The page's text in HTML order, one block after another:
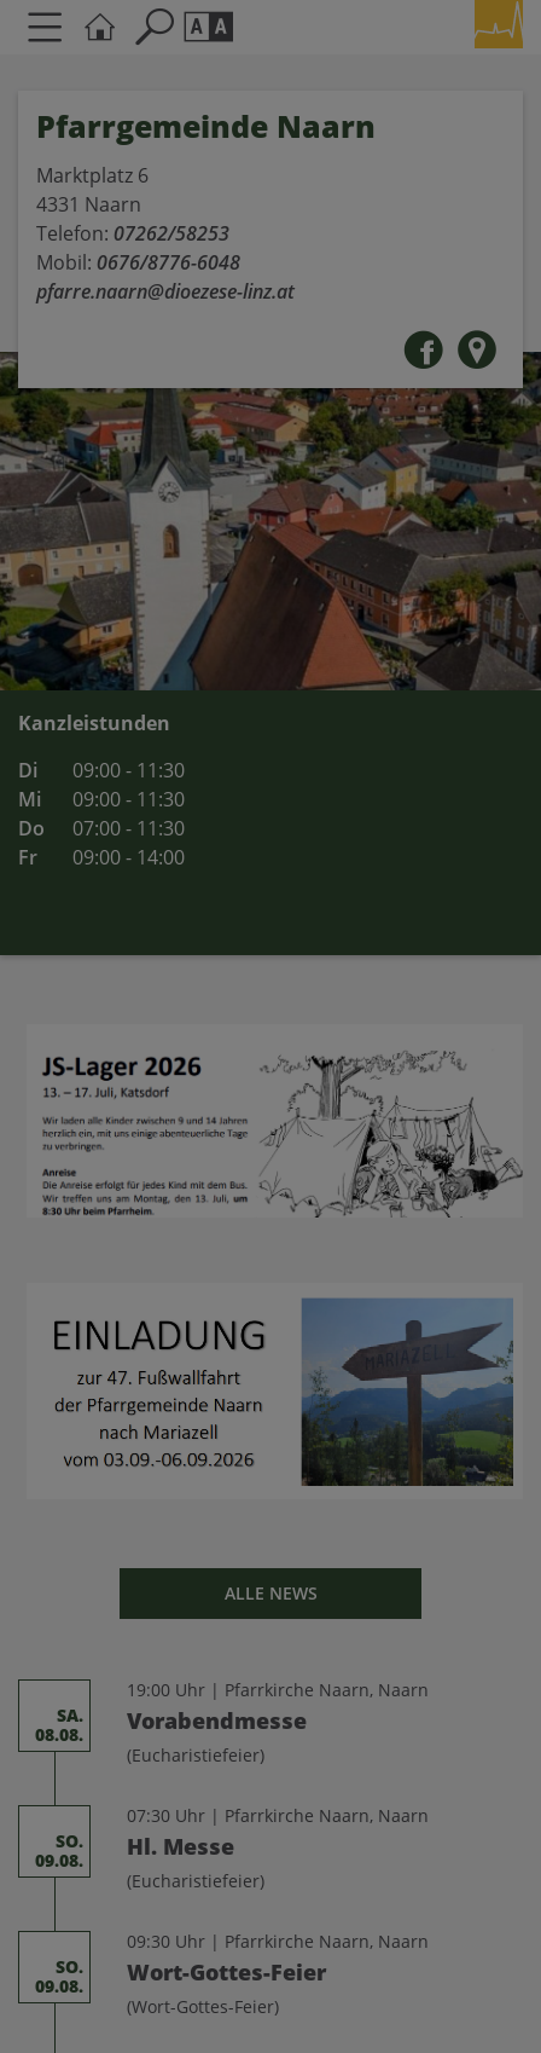
Schriftgröße
AA
Kontrasteinstellungen
Pfarrgemeinde Naarn
Marktplatz 6
4331 Naarn
Telefon: 07262/58253
Mobil: 0676/8776-6048
pfarre.naarn@dioezese-linz.at
Kanzleistunden
Di
09:00 - 11:30
Mi
09:00 - 11:30
Do
07:00 - 11:30
Fr
09:00 - 14:00
ALLE NEWS
SA.
08.08.
19:00 Uhr | Pfarrkirche Naarn, Naarn
Vorabendmesse
(Eucharistiefeier)
SO.
09.08.
07:30 Uhr | Pfarrkirche Naarn, Naarn
Hl. Messe
(Eucharistiefeier)
SO.
09.08.
09:30 Uhr | Pfarrkirche Naarn, Naarn
Wort-Gottes-Feier
(Wort-Gottes-Feier)